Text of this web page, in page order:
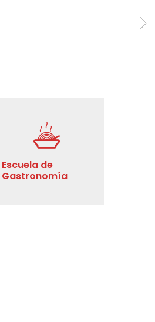
Escuela de
Gastronomía